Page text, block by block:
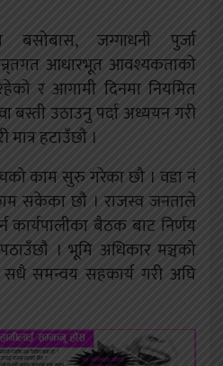
बसोबास, जग्गाधनी पुर्जा
आधारभूत आवश्यकताको
र आगामी दिनमा नियमित
बस्ती उठाउनु पर्दा अध्ययन गरी
हटाउँछौ ।
काम सुरु गरेका छौ । वडा नं
सकेका छौ । राजस्व जनताले
कार्यपालीका बैठक बाट निर्णय
। भूमि अधिकार मञ्चको
सधै समन्वय सहकार्य गरी अघि